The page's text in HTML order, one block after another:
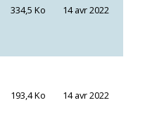
334,5 Ko 14 avr 2022
193,4 Ko 14 avr 2022